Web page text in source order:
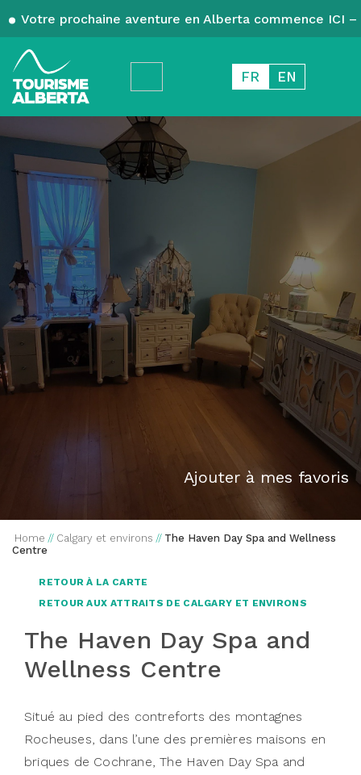
Votre prochaine aventure en Alberta commence ICI
FR EN
Ajouter à mes favoris
Home // Calgary et environs // The Haven Day Spa and Wellness
Centre
RETOUR À LA CARTE
RETOUR AUX ATTRAITS DE CALGARY ET ENVIRONS
The Haven Day Spa and
Wellness Centre
Situé au pied des contreforts des montagnes
Rocheuses, dans l’une des premières maisons en
briques de Cochrane, The Haven Day Spa and